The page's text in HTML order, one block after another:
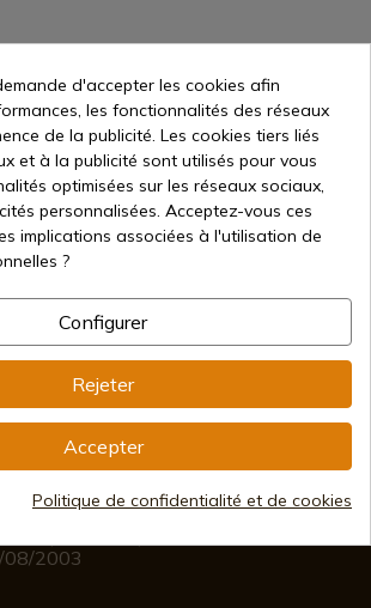
le client
de 09h00 à 15h00
· Immatriculée au registre du
2003
d'accepter les cookies afin
les fonctionnalités des réseaux
de la publicité. Les cookies tiers liés
et à la publicité sont utilisés pour vous
optimisées sur les réseaux sociaux,
personnalisées. Acceptez-vous ces
implications associées à l'utilisation de
?
Configurer
Rejeter
Accepter
Politique de confidentialité et de cookies